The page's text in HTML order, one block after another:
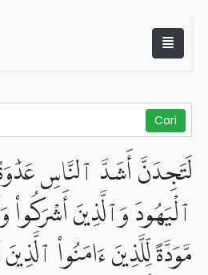
لَتَجِدَنَّ أَشَدَّ ٱلنَّاسِ عَدَٰوَةً
ٱلْيَهُودَ وَٱلَّذِينَ
مَّوَدَّةً لِّلَّذِينَ ءَامَنُوا۟